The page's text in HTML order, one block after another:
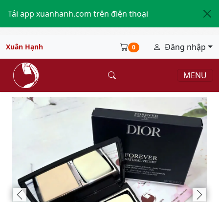
Tải app xuanhanh.com trên điện thoại
Xuân Hạnh 0 Đăng nhập
MENU